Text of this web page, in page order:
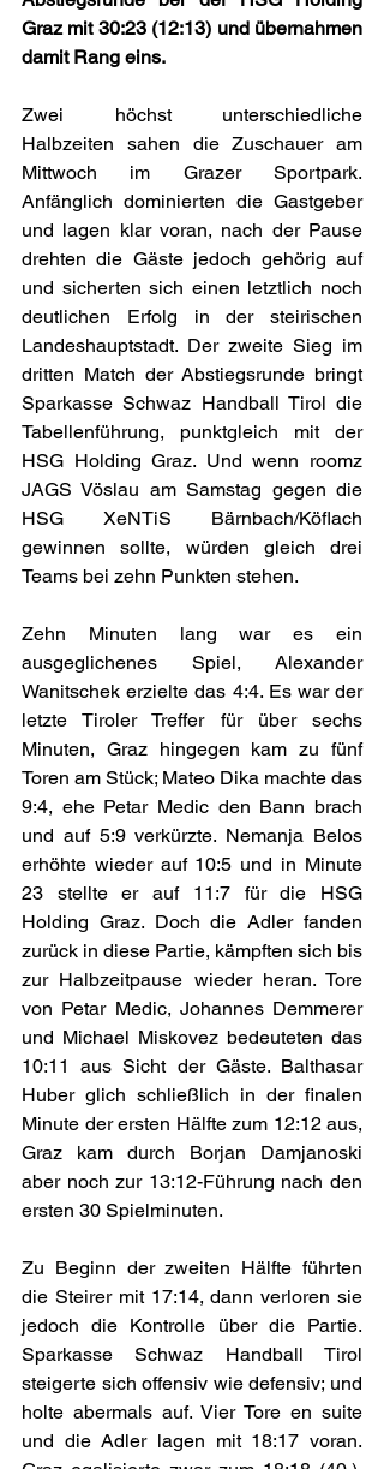
Graz mit 30:23 (12:13) und übernahmen
damit Rang eins.
Zwei höchst unterschiedliche
Halbzeiten sahen die Zuschauer am
Mittwoch im Grazer Sportpark.
Anfänglich dominierten die Gastgeber
und lagen klar voran, nach der Pause
drehten die Gäste jedoch gehörig auf
und sicherten sich einen letztlich noch
deutlichen Erfolg in der steirischen
Landeshauptstadt. Der zweite Sieg im
dritten Match der Abstiegsrunde bringt
Sparkasse Schwaz Handball Tirol die
Tabellenführung, punktgleich mit der
HSG Holding Graz. Und wenn roomz
JAGS Vöslau am Samstag gegen die
HSG XeNTiS Bärnbach/Köflach
gewinnen sollte, würden gleich drei
Teams bei zehn Punkten stehen.
Zehn Minuten lang war es ein
ausgeglichenes Spiel, Alexander
Wanitschek erzielte das 4:4. Es war der
letzte Tiroler Treffer für über sechs
Minuten, Graz hingegen kam zu fünf
Toren am Stück; Mateo Dika machte das
9:4, ehe Petar Medic den Bann brach
und auf 5:9 verkürzte. Nemanja Belos
erhöhte wieder auf 10:5 und in Minute
23 stellte er auf 11:7 für die HSG
Holding Graz. Doch die Adler fanden
zurück in diese Partie, kämpften sich bis
zur Halbzeitpause wieder heran. Tore
von Petar Medic, Johannes Demmerer
und Michael Miskovez bedeuteten das
10:11 aus Sicht der Gäste. Balthasar
Huber glich schließlich in der finalen
Minute der ersten Hälfte zum 12:12 aus,
Graz kam durch Borjan Damjanoski
aber noch zur 13:12-Führung nach den
ersten 30 Spielminuten.
Zu Beginn der zweiten Hälfte führten
die Steirer mit 17:14, dann verloren sie
jedoch die Kontrolle über die Partie.
Sparkasse Schwaz Handball Tirol
steigerte sich offensiv wie defensiv; und
holte abermals auf. Vier Tore en suite
und die Adler lagen mit 18:17 voran.